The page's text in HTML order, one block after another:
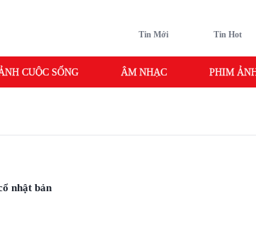
Tin Mới Tin Hot
CUỘC SỐNG ÂM NHẠC PHIM
nhật bản